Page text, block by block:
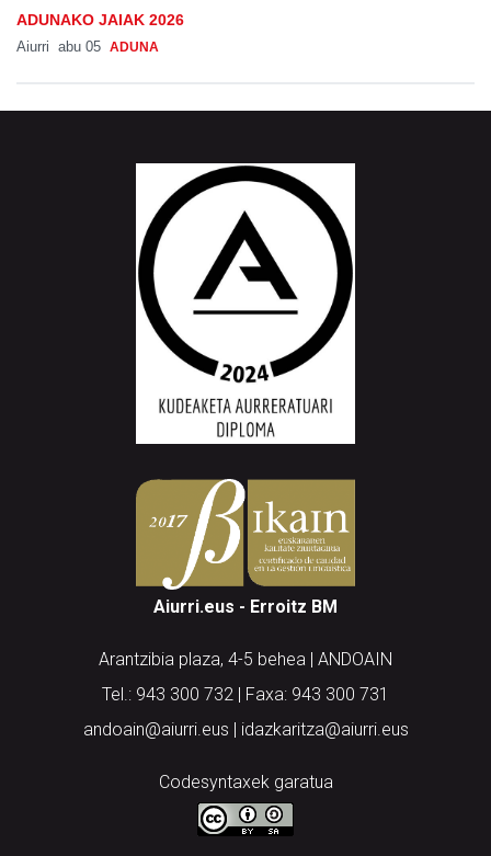
ADUNAKO JAIAK 2026
Aiurri abu 05 ADUNA
Aiurri.eus - Erroitz BM
Arantzibia plaza, 4-5 behea | ANDOAIN
Tel.: 943 300 732 | Faxa: 943 300 731
andoain@aiurri.eus | idazkaritza@aiurri.eus
Codesyntaxek garatua